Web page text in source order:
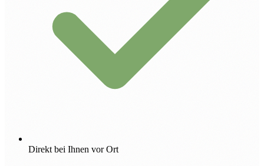
Direkt bei Ihnen vor Ort